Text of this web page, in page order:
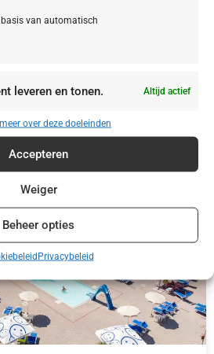
van automatisch
leveren en tonen. Altijd actief
over deze doeleinden
Accepteren
Weiger
Beheer opties
Privacybeleid
Walsheim